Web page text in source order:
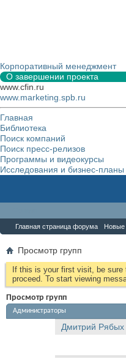
Корпоративный менеджмент
О завершении проекта
www.cfin.ru
www.marketing.spb.ru
Главная
Библиотека
Поиск компаний
Поиск пресс-релизов
Программы и видеокурсы
Исследования и бизнес-планы
Главная страница форума Новые
Просмотр групп
If this is your first visit, be
proceed. To start viewing
Просмотр групп
Администраторы
Дмитрий Рябых